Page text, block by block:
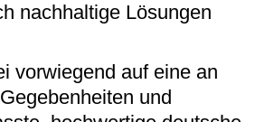
nachhaltige Lösungen
vorwiegend auf eine an
und